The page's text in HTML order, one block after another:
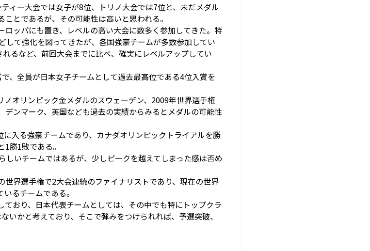
ィー大会では女子が8位、トリノ大会では7位と、未だメダル
とであるが、その可能性は高いと思われる。
ッパにも置き、レベルの高い大会に数多く参加してきた。特
て強化を図ってきたが、各国強豪チームが多数参加してい
るなど、前回大会までに比べ、確実にレベルアップしてい
、全員が日本女子チームとして過去最高位である4位入賞を
オリンピック金メダルのスウェーデン、2009年世界選手権
ンマーク、英国なども過去の実績からみるとメダルの可能性
入る強豪チームであり、カナダオリンピックトライアルを勝
勝1敗である。
いチームではあるが、少しピークを越えてしまった感は否め
界選手権で2大会連続のファイナリストであり、現在の世界
るチームである。
おり、日本代表チームとしては、その中でも特にトップクラ
かと考えており、そこで弾みをつけられれば、予選突破、